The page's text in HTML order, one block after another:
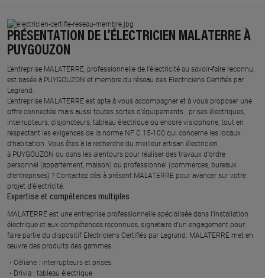
PRÉSENTATION DE L’ÉLECTRICIEN MALATERRE À
PUYGOUZON
L’entreprise MALATERRE, professionnelle de l’électricité au savoir-faire reconnu,
est basée à PUYGOUZON et membre du réseau des Electriciens Certifiés par
Legrand.​
L’entreprise MALATERRE est apte à vous accompagner et à vous proposer une
offre connectée mais aussi toutes sortes d'équipements : prises électriques,
interrupteurs, disjoncteurs, tableau électrique ou encore visiophone, tout en
respectant les exigences de la norme NF C 15-100 qui concerne les locaux
d’habitation. Vous êtes à la recherche du meilleur artisan électricien
à PUYGOUZON ou dans les alentours pour réaliser des travaux d'ordre
personnel (appartement, maison) ou professionnel (commerces, bureaux
d'entreprises) ? Contactez dès à présent MALATERRE pour avancer sur votre
projet d’électricité.
Expertise et compétences multiples​
​MALATERRE est une entreprise professionnelle spécialisée dans l’installation
électrique et aux compétences reconnues, ​signataire d'un engagement pour
faire partie du dispositif Electriciens Certifiés par Legrand​. MALATERRE met en
œuvre des produits des gammes : ​
Céliane : interrupteurs et prises ​
Drivia : tableau électrique ​